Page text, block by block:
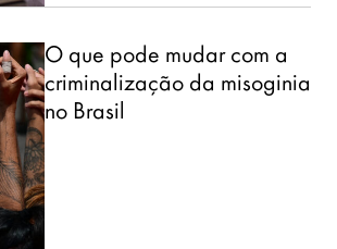
O que pode mudar com a
criminalização da misoginia
no Brasil